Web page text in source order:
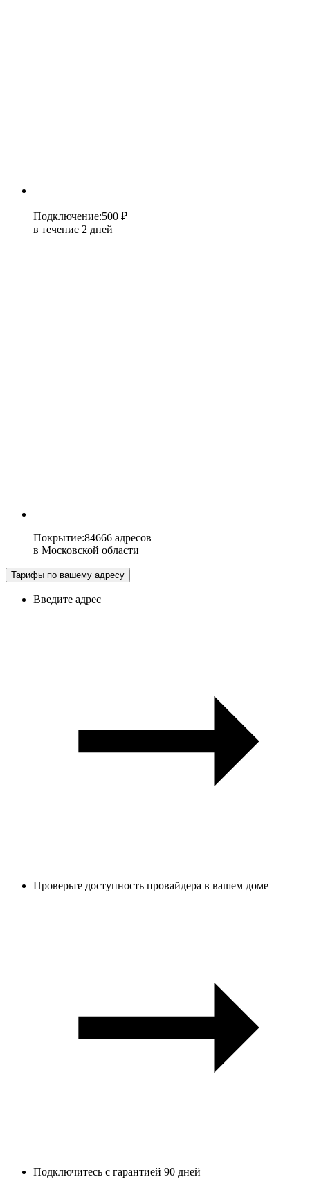
Подключение:500 ₽
в течение 2 дней
Покрытие:84666 адресов
в Московской области
Тарифы по вашему адресу
Введите адрес
Проверьте доступность провайдера в вашем доме
Подключитесь с гарантией 90 дней